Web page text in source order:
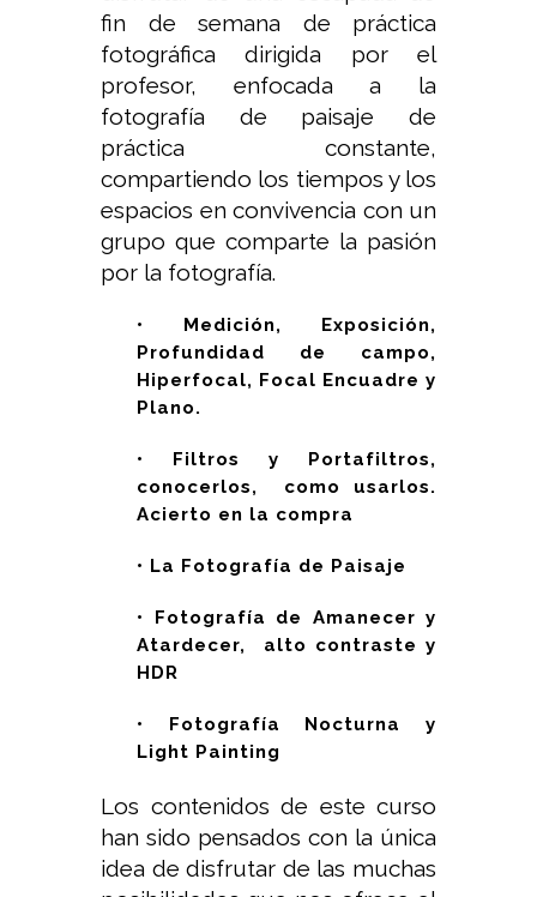
fin de semana de práctica
fotográfica dirigida por el
profesor, enfocada a la
fotografía de paisaje de
práctica constante,
compartiendo los tiempos y los
espacios en convivencia con un
grupo que comparte la pasión
por la fotografía.
• Medición, Exposición,
Profundidad de campo,
Hiperfocal, Focal Encuadre y
Plano.
• Filtros y Portafiltros,
conocerlos, como usarlos.
Acierto en la compra
• La Fotografía de Paisaje
• Fotografía de Amanecer y
Atardecer, alto contraste y
HDR
• Fotografía Nocturna y
Light Painting
Los contenidos de este curso
han sido pensados con la única
idea de disfrutar de las muchas